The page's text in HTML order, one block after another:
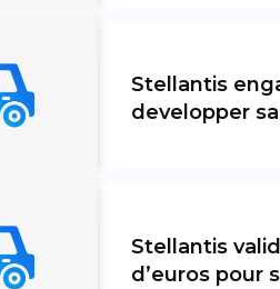
Stellantis
developper
Stellantis
d’euros pour